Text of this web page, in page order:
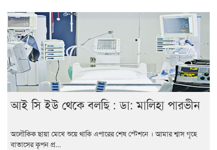
আই সি ইউ থেকে বলছি : ডা: মালিহা পারভীন
অলৌকিক ছায়া মেখে শুয়ে থাকি এপারের শেষ স্টেশনে । আমার শ্বাস গৃহে
বাতাসের কৃপন প্র...